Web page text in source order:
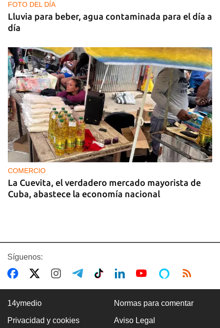
FOTO DEL DÍA
Lluvia para beber, agua contaminada para el día a
día
COMERCIO
La Cuevita, el verdadero mercado mayorista de
Cuba, abastece la economía nacional
Síguenos:
14ymedio Normas para comentar
Privacidad y cookies Aviso Legal